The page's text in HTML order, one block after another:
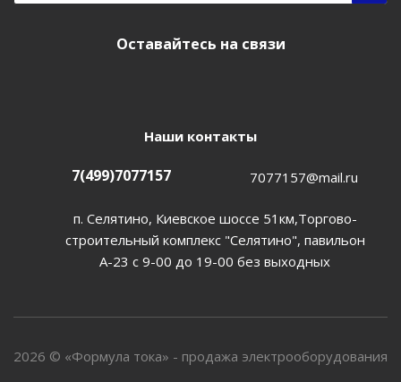
Оставайтесь на связи
Наши контакты
7(499)7077157 7077157@mail.ru
п. Селятино, Киевское шоссе 51км,Торгово-
строительный комплекс "Селятино", павильон
А-23 с 9-00 до 19-00 без выходных
2026 © «Формула тока» - продажа электрооборудования